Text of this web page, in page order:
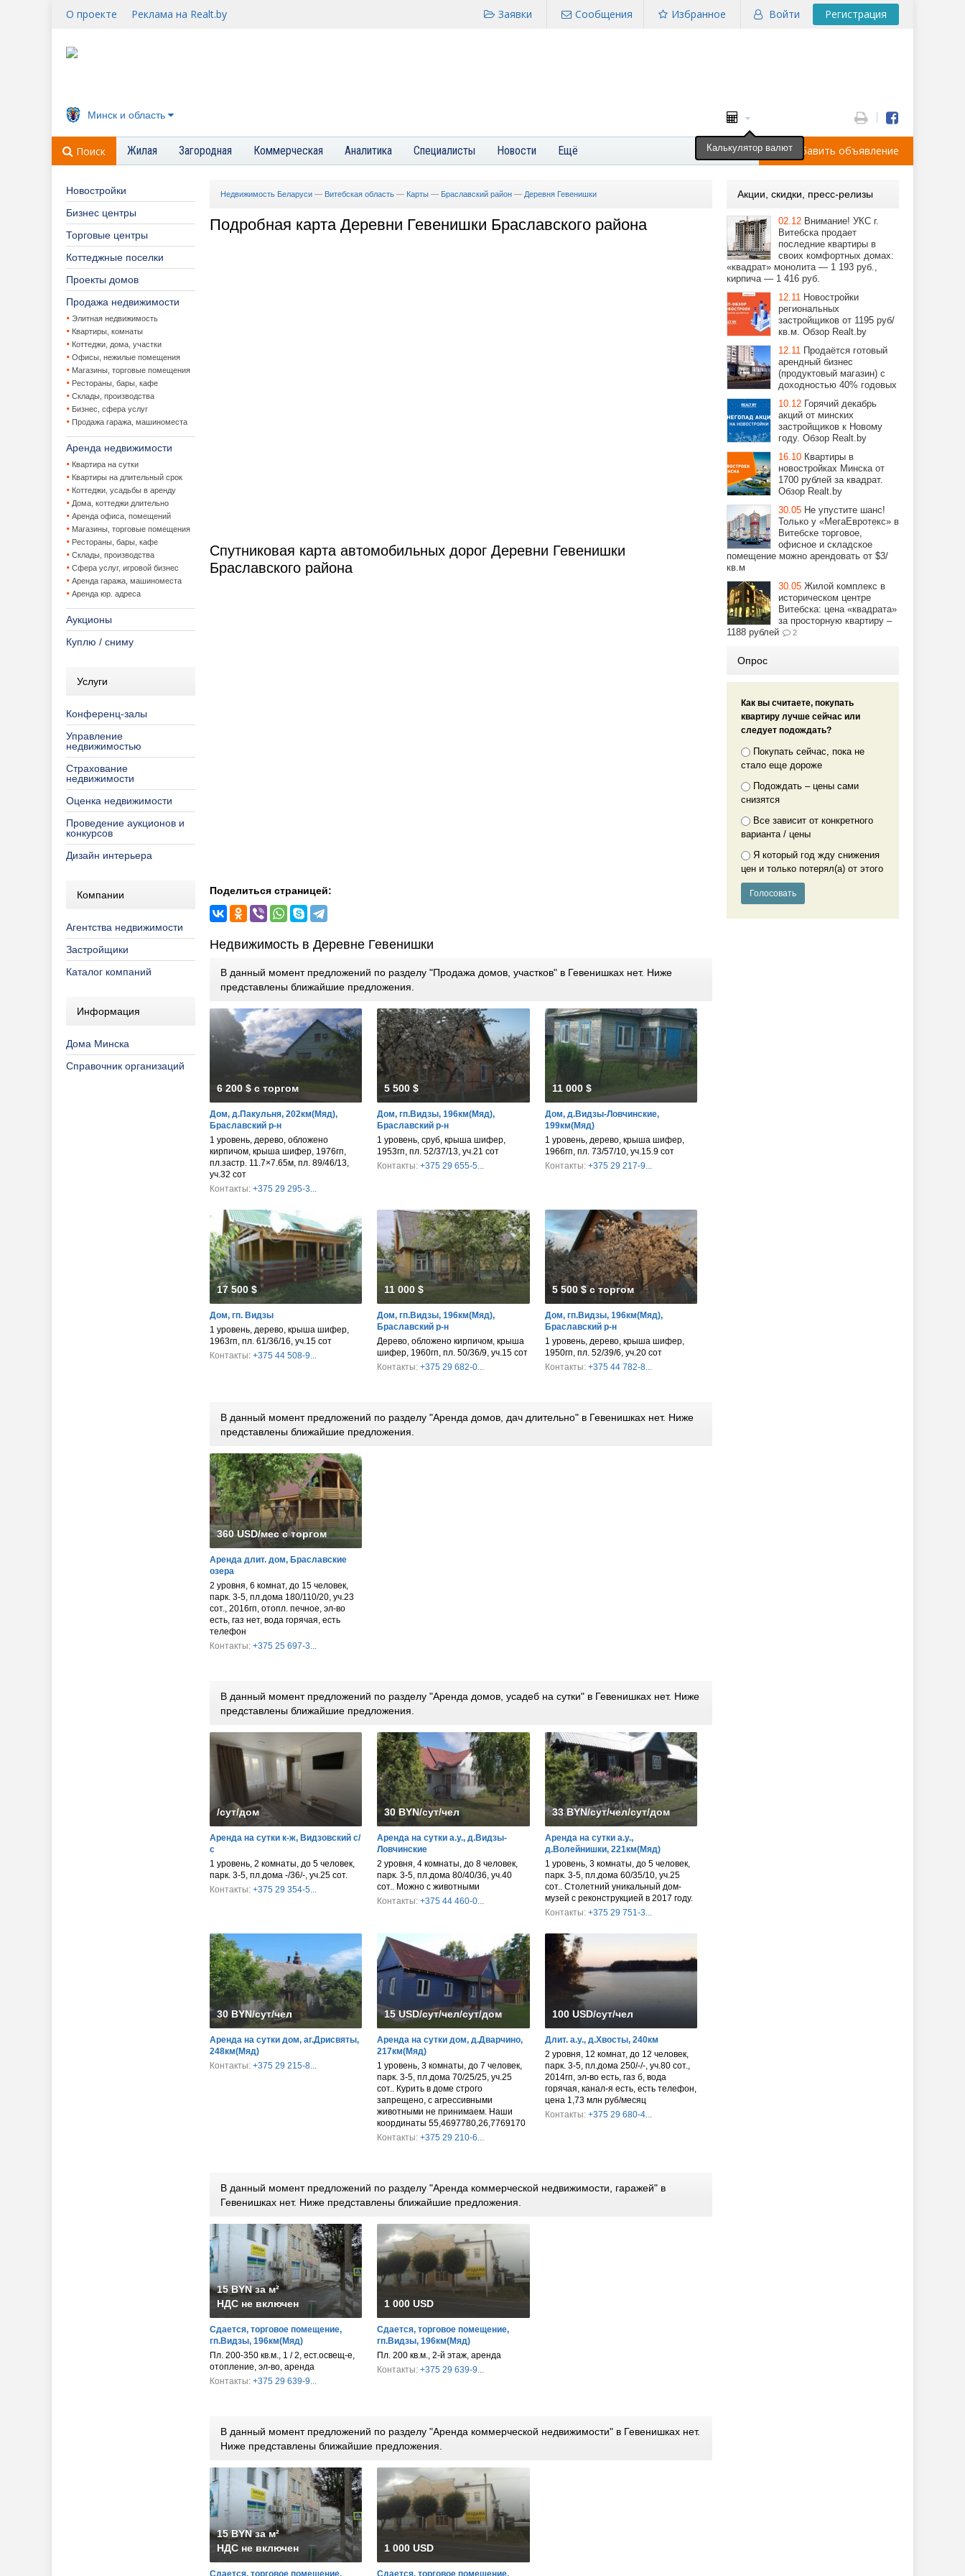
О проекте Реклама на Realt.by Войти Регистрация
Избранное
Сообщения
Заявки
Минск и область
Поиск Жилая Загородная Коммерческая Аналитика Специалисты Новости Ещё Добавить объявление
Новостройки
Бизнес центры
Торговые центры
Коттеджные поселки
Проекты домов
Продажа недвижимости
Элитная недвижимость
Квартиры, комнаты
Коттеджи, дома, участки
Офисы, нежилые помещения
Магазины, торговые помещения
Рестораны, бары, кафе
Склады, производства
Бизнес, сфера услуг
Продажа гаража, машиноместа
Аренда недвижимости
Квартира на сутки
Квартиры на длительный срок
Коттеджи, усадьбы в аренду
Дома, коттеджи длительно
Аренда офиса, помещений
Магазины, торговые помещения
Рестораны, бары, кафе
Склады, производства
Сфера услуг, игровой бизнес
Аренда гаража, машиноместа
Аренда юр. адреса
Аукционы
Куплю / сниму
Услуги
Конференц-залы
Управление
недвижимостью
Страхование
недвижимости
Оценка недвижимости
Проведение аукционов и
конкурсов
Дизайн интерьера
Компании
Агентства недвижимости
Застройщики
Каталог компаний
Информация
Дома Минска
Справочник организаций
Недвижимость Беларуси — Витебская область — Карты — Браславский район — Деревня Гевенишки
Подробная карта Деревни Гевенишки Браславского района
Спутниковая карта автомобильных дорог Деревни Гевенишки
Браславского района
Поделиться страницей:
Недвижимость в Деревне Гевенишки
В данный момент предложений по разделу "Продажа домов, участков" в Гевенишках нет. Ниже
представлены ближайшие предложения.
6 200 $ с торгом
Дом, д.Пакульня, 202км(Мяд),
Браславский р-н
1 уровень, дерево, обложено
кирпичом, крыша шифер, 1976гп,
пл.застр. 11.7×7.65м, пл. 89/46/13,
уч.32 сот
Контакты: +375 29 295-3...
5 500 $
Дом, гп.Видзы, 196км(Мяд),
Браславский р-н
1 уровень, сруб, крыша шифер,
1953гп, пл. 52/37/13, уч.21 сот
Контакты: +375 29 655-5...
11 000 $
Дом, д.Видзы-Ловчинские,
199км(Мяд)
1 уровень, дерево, крыша шифер,
1966гп, пл. 73/57/10, уч.15.9 сот
Контакты: +375 29 217-9...
17 500 $
Дом, гп. Видзы
1 уровень, дерево, крыша шифер,
1963гп, пл. 61/36/16, уч.15 сот
Контакты: +375 44 508-9...
11 000 $
Дом, гп.Видзы, 196км(Мяд),
Браславский р-н
Дерево, обложено кирпичом, крыша
шифер, 1960гп, пл. 50/36/9, уч.15 сот
Контакты: +375 29 682-0...
5 500 $ с торгом
Дом, гп.Видзы, 196км(Мяд),
Браславский р-н
1 уровень, дерево, крыша шифер,
1950гп, пл. 52/39/6, уч.20 сот
Контакты: +375 44 782-8...
В данный момент предложений по разделу "Аренда домов, дач длительно" в Гевенишках нет. Ниже
представлены ближайшие предложения.
360 USD/мес с торгом
Аренда длит. дом, Браславские
озера
2 уровня, 6 комнат, до 15 человек,
парк. 3-5, пл.дома 180/110/20, уч.23
сот., 2016гп, отопл. печное, эл-во
есть, газ нет, вода горячая, есть
телефон
Контакты: +375 25 697-3...
В данный момент предложений по разделу "Аренда домов, усадеб на сутки" в Гевенишках нет. Ниже
представлены ближайшие предложения.
/сут/дом
Аренда на сутки к-ж, Видзовский с/
с
1 уровень, 2 комнаты, до 5 человек,
парк. 3-5, пл.дома -/36/-, уч.25 сот.
Контакты: +375 29 354-5...
30 BYN/сут/чел
Аренда на сутки а.у., д.Видзы-
Ловчинские
2 уровня, 4 комнаты, до 8 человек,
парк. 3-5, пл.дома 80/40/36, уч.40
сот.. Можно с животными
Контакты: +375 44 460-0...
33 BYN/сут/чел/сут/дом
Аренда на сутки а.у.,
д.Волейнишки, 221км(Мяд)
1 уровень, 3 комнаты, до 5 человек,
парк. 3-5, пл.дома 60/35/10, уч.25
сот.. Столетний уникальный дом-
музей с реконструкцией в 2017 году.
Контакты: +375 29 751-3...
30 BYN/сут/чел
Аренда на сутки дом, аг.Дрисвяты,
248км(Мяд)
Контакты: +375 29 215-8...
15 USD/сут/чел/сут/дом
Аренда на сутки дом, д.Дварчино,
217км(Мяд)
1 уровень, 3 комнаты, до 7 человек,
парк. 3-5, пл.дома 70/25/25, уч.25
сот.. Курить в доме строго
запрещено, с агрессивными
животными не принимаем. Наши
координаты 55,4697780,26,7769170
Контакты: +375 29 210-6...
100 USD/сут/чел
Длит. а.у., д.Хвосты, 240км
2 уровня, 12 комнат, до 12 человек,
парк. 3-5, пл.дома 250/-/-, уч.80 сот.,
2014гп, эл-во есть, газ б, вода
горячая, канал-я есть, есть телефон,
цена 1,73 млн руб/месяц
Контакты: +375 29 680-4...
В данный момент предложений по разделу "Аренда коммерческой недвижимости, гаражей" в
Гевенишках нет. Ниже представлены ближайшие предложения.
15 BYN за м²
НДС не включен
Сдается, торговое помещение,
гп.Видзы, 196км(Мяд)
Пл. 200-350 кв.м., 1 / 2, ест.освещ-е,
отопление, эл-во, аренда
Контакты: +375 29 639-9...
1 000 USD
Сдается, торговое помещение,
гп.Видзы, 196км(Мяд)
Пл. 200 кв.м., 2-й этаж, аренда
Контакты: +375 29 639-9...
В данный момент предложений по разделу "Аренда коммерческой недвижимости" в Гевенишках нет.
Ниже представлены ближайшие предложения.
15 BYN за м²
НДС не включен
Сдается, торговое помещение,
1 000 USD
Сдается, торговое помещение,
Акции, скидки, пресс-релизы
02.12 Внимание! УКС г.
Витебска продает
последние квартиры в
своих комфортных домах:
«квадрат» монолита — 1 193 руб.,
кирпича — 1 416 руб.
12.11 Новостройки
региональных
застройщиков от 1195 руб/
кв.м. Обзор Realt.by
12.11 Продаётся готовый
арендный бизнес
(продуктовый магазин) с
доходностью 40% годовых
10.12 Горячий декабрь
акций от минских
застройщиков к Новому
году. Обзор Realt.by
16.10 Квартиры в
новостройках Минска от
1700 рублей за квадрат.
Обзор Realt.by
30.05 Не упустите шанс!
Только у «МегаЕвротекс» в
Витебске торговое,
офисное и складское
помещение можно арендовать от $3/
кв.м
30.05 Жилой комплекс в
историческом центре
Витебска: цена «квадрата»
за просторную квартиру –
1188 рублей
2
Опрос
Как вы считаете, покупать
квартиру лучше сейчас или
следует подождать?
Покупать сейчас, пока не
стало еще дороже
Подождать – цены сами
снизятся
Все зависит от конкретного
варианта / цены
Я который год жду снижения
цен и только потерял(а) от этого
Калькулятор валют